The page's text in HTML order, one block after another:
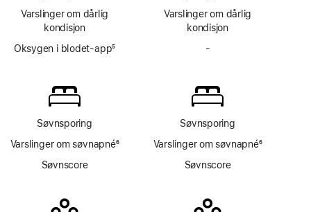
Varslinger om dårlig
kondisjon
Oksygen i blodet-app5
Søvnsporing
Varslinger om søvnapné6
Søvnscore
Varslinger om dårlig
kondisjon
-
i blodet-
app
Søvnsporing
Varslinger om søvnapné6
Søvnscore